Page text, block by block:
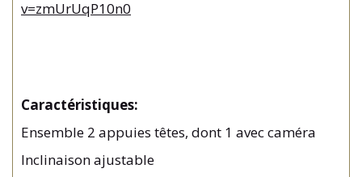
v=zmUrUqP10n0
Caractéristiques:
Ensemble 2 appuies têtes, dont 1 avec caméra
Inclinaison ajustable